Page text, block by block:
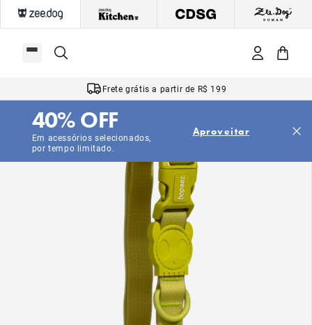
Frete grátis a partir de R$ 199
Em acessórios selecionados,
por tempo limitado.
40% OFF Aproveitar